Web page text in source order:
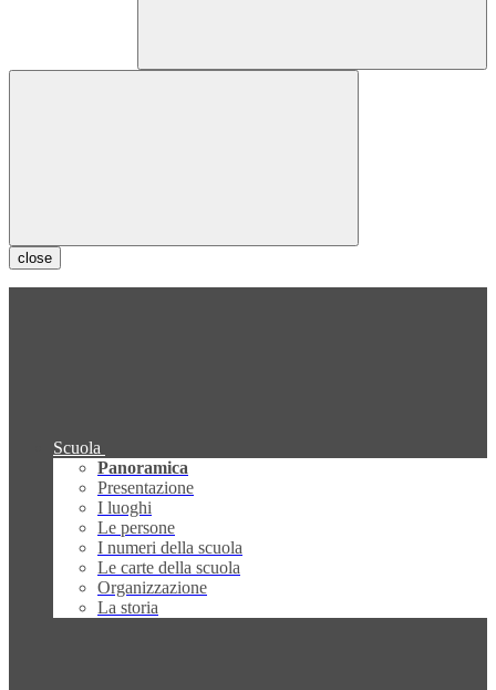
close
Scuola
Panoramica
Presentazione
I luoghi
Le persone
I numeri della scuola
Le carte della scuola
Organizzazione
La storia